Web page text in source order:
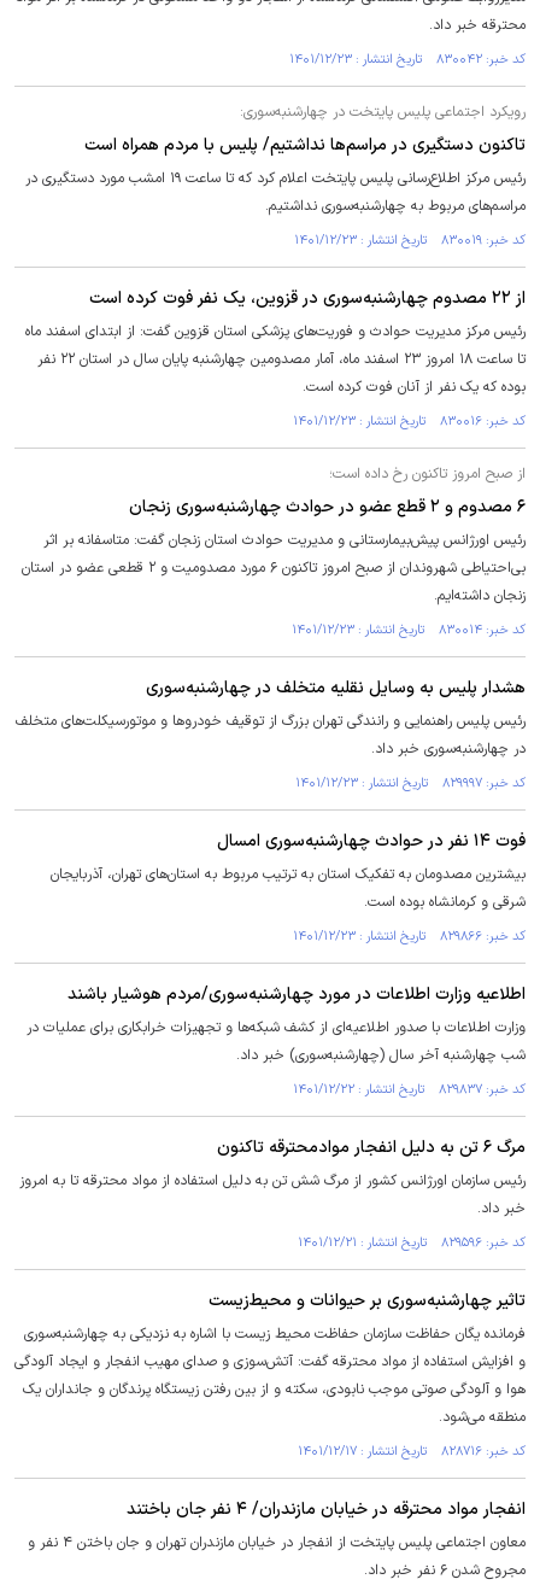
محترقه خبر داد.
کد خبر: ۸۳۰۰۴۲ تاریخ انتشار : ۱۴۰۱/۱۲/۲۳
رویکرد اجتماعی پلیس پایتخت در چهارشنبه‌سوری:
تاکنون دستگیری در مراسم‌ها نداشتیم/ پلیس با مردم همراه است
رئیس مرکز اطلاع‌رسانی پلیس پایتخت اعلام کرد که تا ساعت ۱۹ امشب مورد دستگیری در
مراسم‌های مربوط به چهارشنبه‌سوری نداشتیم.
کد خبر: ۸۳۰۰۱۹ تاریخ انتشار : ۱۴۰۱/۱۲/۲۳
از ۲۲ مصدوم چهارشنبه‌سوری در قزوین، یک نفر فوت کرده است
رئیس مرکز مدیریت حوادث و فوریت‌های پزشکی استان قزوین گفت: از ابتدای اسفند ماه
تا ساعت ۱۸ امروز ۲۳ اسفند ماه، آمار مصدومین چهارشنبه پایان سال در استان ۲۲ نفر
بوده که یک نفر از آنان فوت کرده است.
کد خبر: ۸۳۰۰۱۶ تاریخ انتشار : ۱۴۰۱/۱۲/۲۳
از صبح امروز تاکنون رخ داده است؛
۶ مصدوم و ۲ قطع عضو در حوادث چهارشنبه‌سوری زنجان
رئیس اورژانس پیش‌بیمارستانی و مدیریت حوادث استان زنجان گفت: متاسفانه بر اثر
بی‌احتیاطی شهروندان از صبح امروز تاکنون ۶ مورد مصدومیت و ۲ قطعی عضو در استان
زنجان داشته‌ایم.
کد خبر: ۸۳۰۰۱۴ تاریخ انتشار : ۱۴۰۱/۱۲/۲۳
هشدار پلیس به وسایل نقلیه متخلف در چهارشنبه‌سوری
رئیس پلیس راهنمایی و رانندگی تهران بزرگ از توقیف خودرو‌ها و موتورسیکلت‌های متخلف
در چهارشنبه‌سوری خبر داد.
کد خبر: ۸۲۹۹۹۷ تاریخ انتشار : ۱۴۰۱/۱۲/۲۳
فوت ۱۴ نفر در حوادث چهارشنبه‌سوری امسال
بیشترین مصدومان به تفکیک استان به ترتیب مربوط به استان‌های تهران، آذربایجان
شرقی و کرمانشاه بوده است.
کد خبر: ۸۲۹۸۶۶ تاریخ انتشار : ۱۴۰۱/۱۲/۲۳
اطلاعیه وزارت اطلاعات در مورد چهارشنبه‌سوری/مردم هوشیار باشند
وزارت اطلاعات با صدور اطلاعیه‌ای از کشف شبکه‌ها و تجهیزات خرابکاری برای عملیات در
شب چهارشنبه آخر سال (چهارشنبه‌سوری) خبر داد.
کد خبر: ۸۲۹۸۳۷ تاریخ انتشار : ۱۴۰۱/۱۲/۲۲
مرگ ۶ تن به دلیل انفجار موادمحترقه تاکنون
رئیس سازمان اورژانس کشور از مرگ شش تن به دلیل استفاده از مواد محترقه تا به امروز
خبر داد.
کد خبر: ۸۲۹۵۹۶ تاریخ انتشار : ۱۴۰۱/۱۲/۲۱
تاثیر چهارشنبه‌سوری بر حیوانات و محیط‌زیست
فرمانده یگان حفاظت سازمان حفاظت محیط زیست با اشاره به نزدیکی به چهارشنبه‌سوری
و افزایش استفاده از مواد محترقه گفت: آتش‌سوزی و صدای مهیب انفجار و ایجاد آلودگی
هوا و آلودگی صوتی موجب نابودی، سکته و از بین رفتن زیستگاه پرندگان و جانداران یک
منطقه می‌شود.
کد خبر: ۸۲۸۷۱۶ تاریخ انتشار : ۱۴۰۱/۱۲/۱۷
انفجار مواد محترقه در خیابان مازندران/ ۴ نفر جان باختند
معاون اجتماعی پلیس پایتخت از انفجار در خیابان مازندران تهران و جان باختن ۴ نفر و
مجروح شدن ۶ نفر خبر داد.